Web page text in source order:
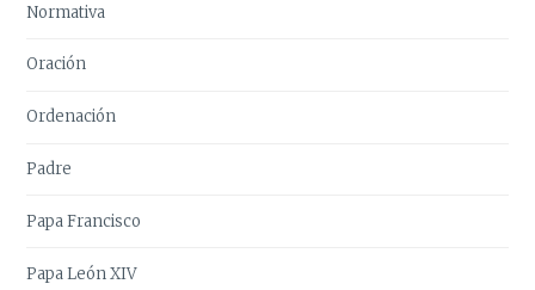
Normativa
Oración
Ordenación
Padre
Papa Francisco
Papa León XIV